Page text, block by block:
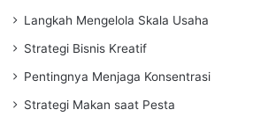
Langkah Mengelola Skala Usaha
Strategi Bisnis Kreatif
Pentingnya Menjaga Konsentrasi
Strategi Makan saat Pesta